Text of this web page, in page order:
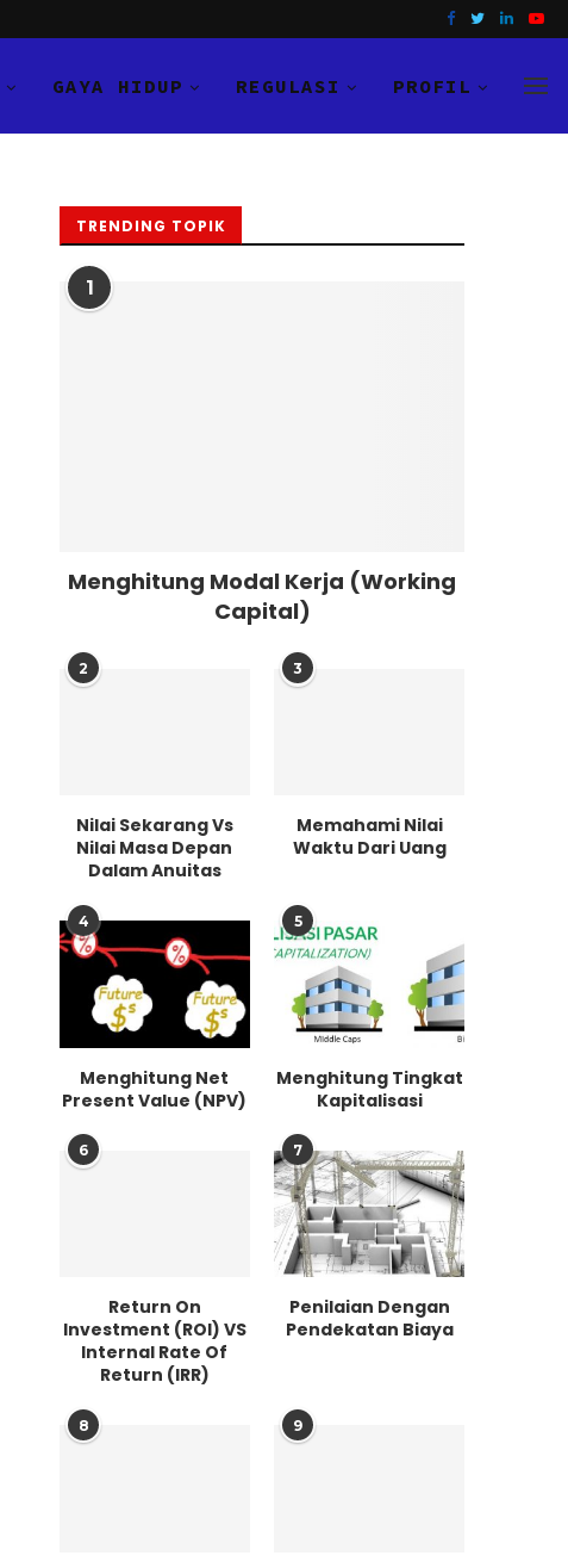
GAYA HIDUP REGULASI PROFIL
TRENDING TOPIK
1
Menghitung Modal Kerja (Working
Capital)
2
Nilai Sekarang Vs
Nilai Masa Depan
Dalam Anuitas
3
Memahami Nilai
Waktu Dari Uang
4
Menghitung Net
Present Value (NPV)
5
Menghitung Tingkat
Kapitalisasi
6
Return On
Investment (ROI) VS
Internal Rate Of
Return (IRR)
7
Penilaian Dengan
Pendekatan Biaya
8 9